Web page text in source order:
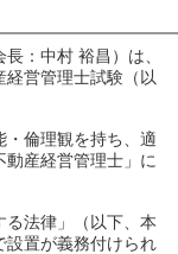
：中村 裕昌）は、
営管理士試験（以
倫理観を持ち、適
産経営管理士」に
る法律」（以下、本
設置が義務付けられ